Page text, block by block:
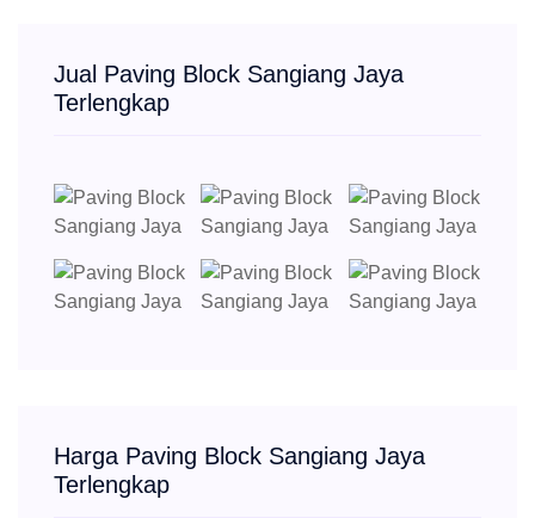
Jual Paving Block Sangiang Jaya
Terlengkap
Harga Paving Block Sangiang Jaya
Terlengkap